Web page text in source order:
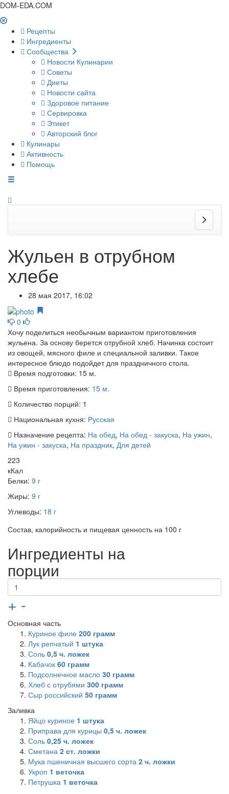
DOM-EDA.COM
Рецепты
Ингредиенты
Сообщества
Новости Кулинарии
Советы
Диеты
Новости сайта
Здоровое питание
Сервировка
Этикет
Авторский блог
Кулинары
Активность
Помощь
Жульен в отрубном
хлебе
28 мая 2017, 16:02
0
Хочу поделиться необычным вариантом приготовления
жульена. За основу берется отрубной хлеб. Начинка состоит
из овощей, мясного филе и специальной заливки. Такое
интересное блюдо подойдет для праздничного стола.
Время подготовки: 15 м.
Время приготовления: 15 м.
Количество порций: 1
Национальная кухня: Русская
Назначение рецепта: На обед, На обед - закуска, На ужин,
На ужин - закуска, На праздник, Для детей
223
кКал
Белки: 9 г
Жиры: 9 г
Углеводы: 18 г
Состав, калорийность и пищевая ценность на 100 г
Ингредиенты на
порции
+ -
Основная часть
Куриное филе 200 грамм
Лук репчатый 1 штука
Соль 0,5 ч. ложек
Кабачок 60 грамм
Подсолнечное масло 30 грамм
Хлеб с отрубями 300 грамм
Сыр российский 50 грамм
Заливка
Яйцо куриное 1 штука
Приправа для курицы 0,5 ч. ложек
Соль 0,25 ч. ложек
Сметана 2 ст. ложки
Мука пшеничная высшего сорта 2 ч. ложки
Укроп 1 веточка
Петрушка 1 веточка